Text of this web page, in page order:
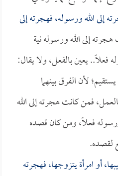
إلى الله ورسوله، فهجرته إلى
إلى الله ورسوله نية
فعلاً.. يعين بالفعل، ولا يقال:
لأن الفرق بينهما
بالعمل، فمن كانت هجرته إلى الله
فعلاً، ومن كان قصده
لقصده.
أو امرأة يتزوجها، فهجرته